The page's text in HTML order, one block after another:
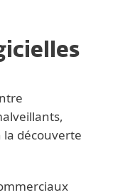
découverte